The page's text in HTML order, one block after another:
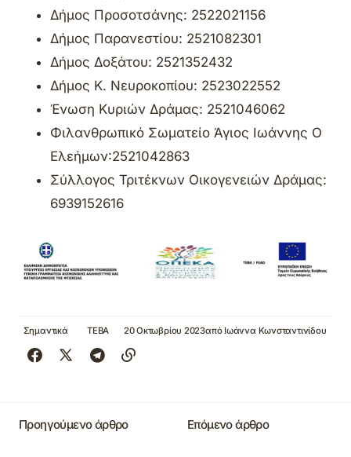
Δήμος Προσοτσάνης: 2522021156
Δήμος Παρανεστίου: 2521082301
Δήμος Δοξάτου: 2521352432
Δήμος Κ. Νευροκοπίου: 2523022552
Ένωση Κυριών Δράμας: 2521046062
Φιλανθρωπικό Σωματείο Άγιος Ιωάννης Ο
Ελεήμων:2521042863
Σύλλογος Τριτέκνων Οικογενειών Δράμας:
6939152616
Σημαντικά ΤΕΒΑ 20 Οκτωβρίου 2023από Ιωάννα Κωνσταντινίδου
Προηγούμενο άρθρο Επόμενο άρθρο